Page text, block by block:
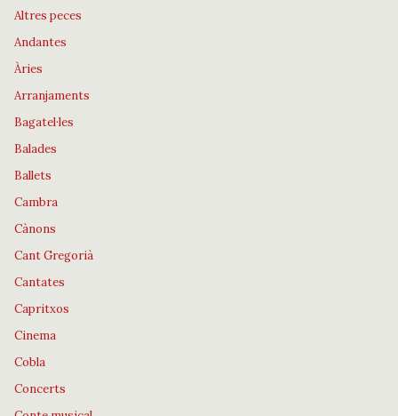
Altres peces
Andantes
Àries
Arranjaments
Bagatel·les
Balades
Ballets
Cambra
Cànons
Cant Gregorià
Cantates
Capritxos
Cinema
Cobla
Concerts